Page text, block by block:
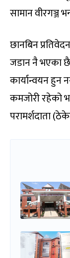
सामान वीरगञ्ज
छानबिन
जडान नै भएका
कार्यान्वयन हुन
कमजोरी रहेको
परामर्शदाता